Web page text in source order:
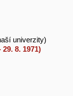
univerzity)
8. 1971)